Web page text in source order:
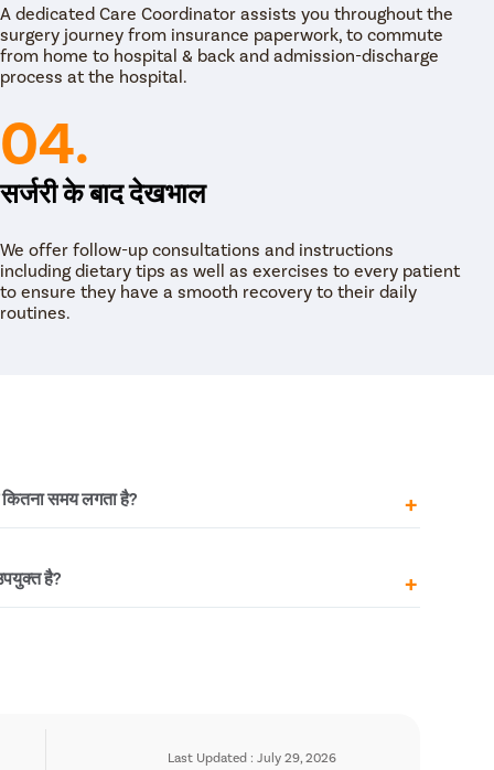
टिशू को तराशने के बाद बाकी के चीरों को सावधानी से बंद
चीरे भी लगाए जा सकते हैं।
गौज लगा देंगे।
से छुट्टी भी मिल जाएगी।
A dedicated Care Coordinator assists you throughout the
surgery journey from insurance paperwork, to commute
from home to hospital & back and admission-discharge
process at the hospital.
04.
सर्जरी के बाद देखभाल
We offer follow-up consultations and instructions
including dietary tips as well as exercises to every patient
to ensure they have a smooth recovery to their daily
routines.
कितना समय लगता है?
गतिविधियां शुरू कर सकते हैं। पूरी तरह से ठीक होने और सूजन
है।
है?
Last Updated : July 29, 2026